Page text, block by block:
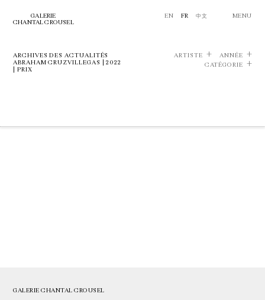
GALERIE
CHANTAL CROUSEL
EN FR 中文 MENU
ARCHIVES DES ACTUALITÉS
ABRAHAM CRUZVILLEGAS | 2022
| PRIX
ARTISTE
ANNÉE
CATÉGORIE
GALERIE CHANTAL CROUSEL